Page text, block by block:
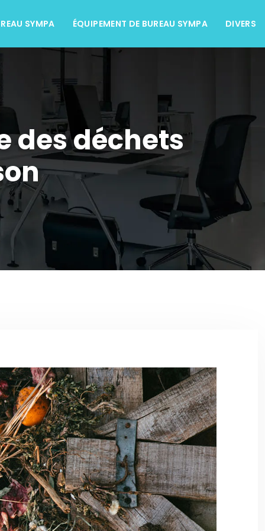
SYMPA ÉQUIPEMENT DE BUREAU SYMPA DIVERS
des déchets